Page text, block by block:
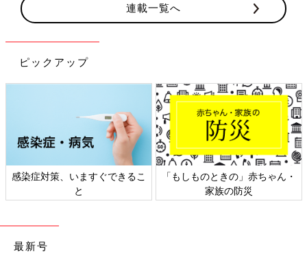
連載一覧へ
ピックアップ
感染症対策、いますぐできるこ
と
「もしものときの」赤ちゃん・
家族の防災
最新号